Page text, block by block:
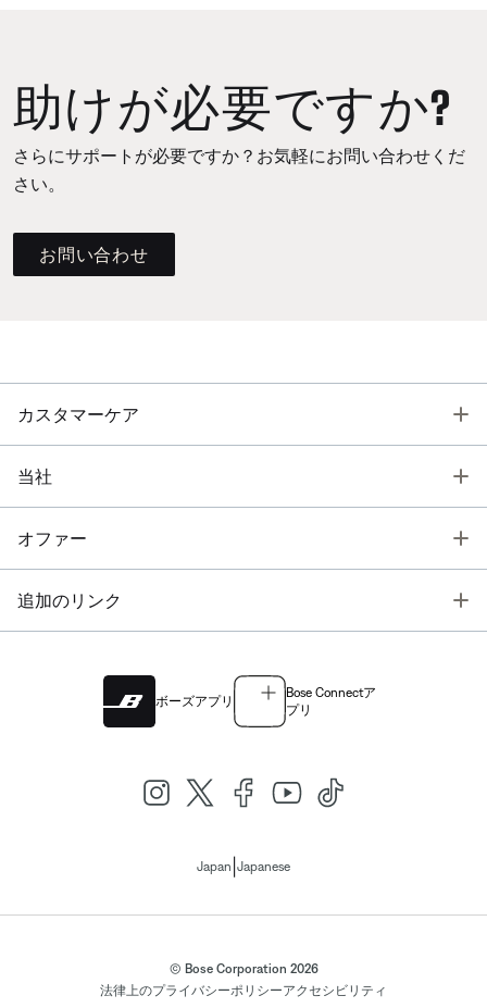
助けが必要ですか?
さらにサポートが必要ですか？お気軽にお問い合わせくだ
さい。
お問い合わせ
カスタマーケア
当社
オファー
追加のリンク
ボーズアプリ
Bose Connectア
プリ
Japan Japanese
© Bose Corporation 2026
法律上のプライバシーポリシーアクセシビリティ